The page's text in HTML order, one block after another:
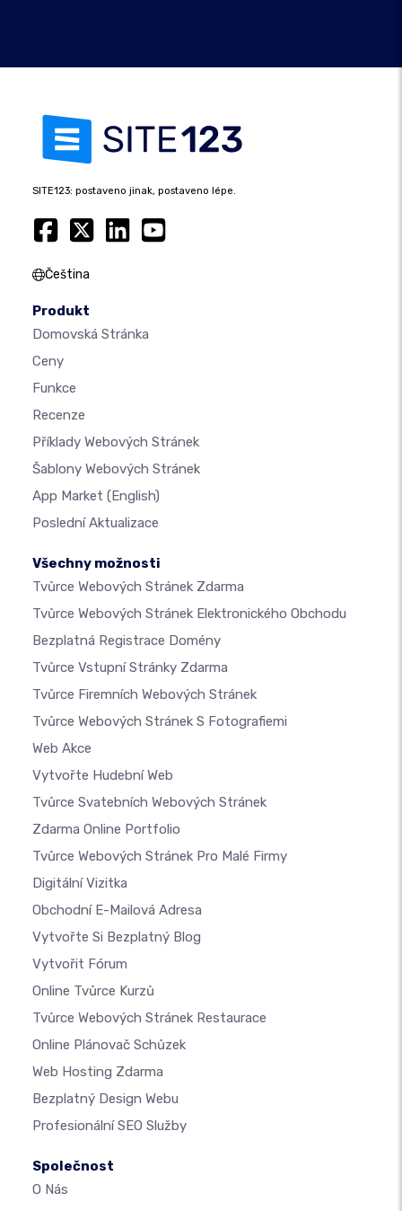
SITE123: postaveno jinak, postaveno lépe.
Čeština
Produkt
Domovská Stránka
Ceny
Funkce
Recenze
Příklady Webových Stránek
Šablony Webových Stránek
App Market (English)
Poslední Aktualizace
Všechny možnosti
Tvůrce Webových Stránek Zdarma
Tvůrce Webových Stránek Elektronického Obchodu
Bezplatná Registrace Domény
Tvůrce Vstupní Stránky Zdarma
Tvůrce Firemních Webových Stránek
Tvůrce Webových Stránek S Fotografiemi
Web Akce
Vytvořte Hudební Web
Tvůrce Svatebních Webových Stránek
Zdarma Online Portfolio
Tvůrce Webových Stránek Pro Malé Firmy
Digitální Vizitka
Obchodní E-Mailová Adresa
Vytvořte Si Bezplatný Blog
Vytvořit Fórum
Online Tvůrce Kurzů
Tvůrce Webových Stránek Restaurace
Online Plánovač Schůzek
Web Hosting Zdarma
Bezplatný Design Webu
Profesionální SEO Služby
Společnost
O Nás